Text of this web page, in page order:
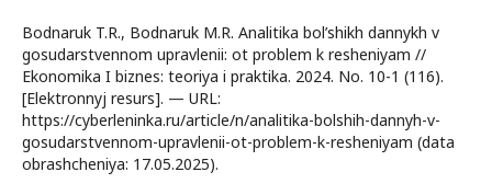
Bodnaruk T.R., Bodnaruk M.R. Analitika bol’shikh dannykh v
gosudarstvennom upravlenii: ot problem k resheniyam //
Ekonomika I biznes: teoriya i praktika. 2024. No. 10-1 (116).
[Elektronnyj resurs]. — URL:
https://cyberleninka.ru/article/n/analitika-bolshih-dannyh-v-
gosudarstvennom-upravlenii-ot-problem-k-resheniyam (data
obrashcheniya: 17.05.2025).